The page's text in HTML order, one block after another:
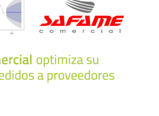
+ info